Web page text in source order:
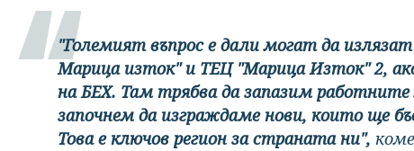
"Големият въпрос е дали могат да
Марица изток" и ТЕЦ "Марица Изток" 2,
на БЕХ. Там трябва да запазим
започнем да изграждаме нови, които ще
Това е ключов регион за страната ни",